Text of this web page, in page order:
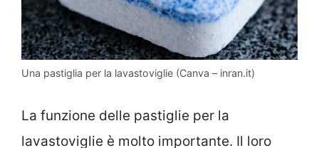
Una pastiglia per la lavastoviglie (Canva – inran.it)
La funzione delle pastiglie per la
lavastoviglie è molto importante. Il loro